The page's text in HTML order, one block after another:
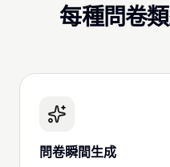
每種問卷
問卷瞬間生成